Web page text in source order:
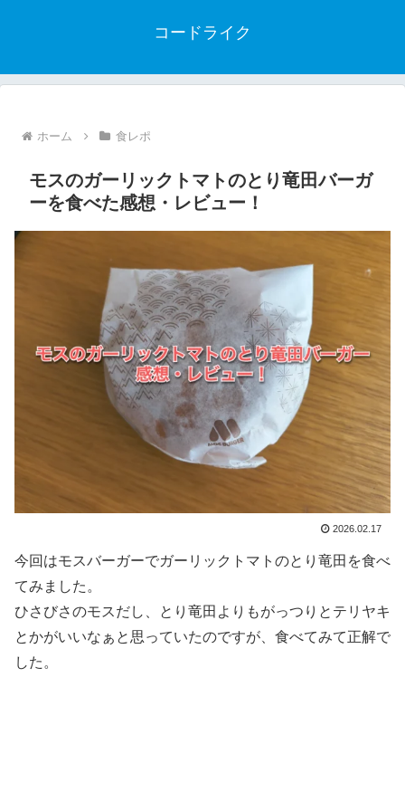
コードライク
ホーム 食レポ
モスのガーリックトマトのとり竜田バーガ
ーを食べた感想・レビュー！
2026.02.17
今回はモスバーガーでガーリックトマトのとり竜田を食べ
てみました。
ひさびさのモスだし、とり竜田よりもがっつりとテリヤキ
とかがいいなぁと思っていたのですが、食べてみて正解で
した。